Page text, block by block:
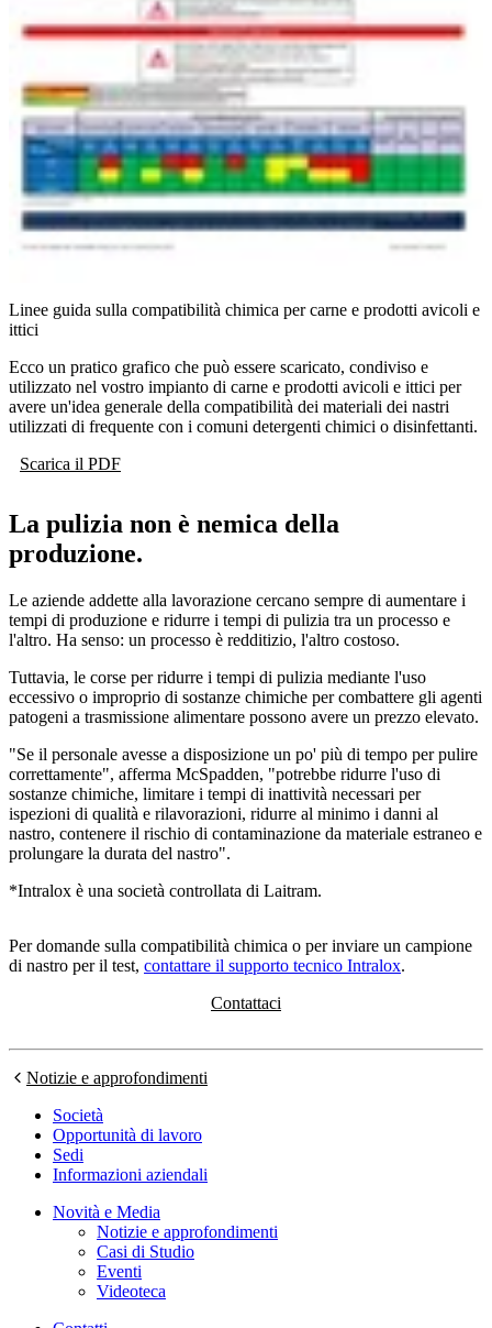
Linee guida sulla compatibilità chimica per carne e prodotti avicoli e
ittici
Ecco un pratico grafico che può essere scaricato, condiviso e
utilizzato nel vostro impianto di carne e prodotti avicoli e ittici per
avere un'idea generale della compatibilità dei materiali dei nastri
utilizzati di frequente con i comuni detergenti chimici o disinfettanti.
Scarica il PDF
La pulizia non è nemica della
produzione.
Le aziende addette alla lavorazione cercano sempre di aumentare i
tempi di produzione e ridurre i tempi di pulizia tra un processo e
l'altro. Ha senso: un processo è redditizio, l'altro costoso.
Tuttavia, le corse per ridurre i tempi di pulizia mediante l'uso
eccessivo o improprio di sostanze chimiche per combattere gli agenti
patogeni a trasmissione alimentare possono avere un prezzo elevato.
"Se il personale avesse a disposizione un po' più di tempo per pulire
correttamente", afferma McSpadden, "potrebbe ridurre l'uso di
sostanze chimiche, limitare i tempi di inattività necessari per
ispezioni di qualità e rilavorazioni, ridurre al minimo i danni al
nastro, contenere il rischio di contaminazione da materiale estraneo e
prolungare la durata del nastro".
*Intralox è una società controllata di Laitram.
Per domande sulla compatibilità chimica o per inviare un campione
di nastro per il test, contattare il supporto tecnico Intralox.
Contattaci
Notizie e approfondimenti
Società
Opportunità di lavoro
Sedi
Informazioni aziendali
Novità e Media
Notizie e approfondimenti
Casi di Studio
Eventi
Videoteca